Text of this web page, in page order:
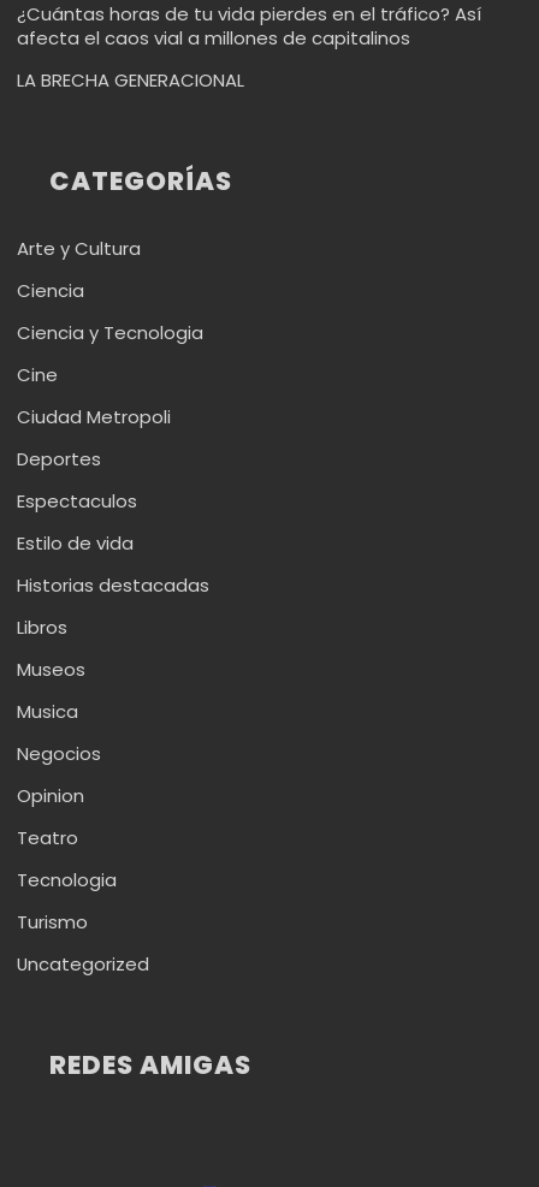
¿Cuántas horas de tu vida pierdes en el tráfico? Así
afecta el caos vial a millones de capitalinos
LA BRECHA GENERACIONAL
CATEGORÍAS
Arte y Cultura
Ciencia
Ciencia y Tecnologia
Cine
Ciudad Metropoli
Deportes
Espectaculos
Estilo de vida
Historias destacadas
Libros
Museos
Musica
Negocios
Opinion
Teatro
Tecnologia
Turismo
Uncategorized
REDES AMIGAS